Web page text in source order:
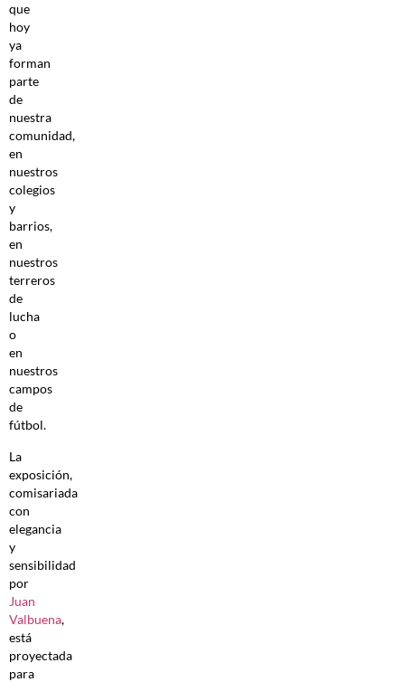
que
hoy
ya
forman
parte
de
nuestra
comunidad,
en
nuestros
colegios
y
barrios,
en
nuestros
terreros
de
lucha
o
en
nuestros
campos
de
fútbol.
La
exposición,
comisariada
con
elegancia
y
sensibilidad
por
Juan
Valbuena,
está
proyectada
para